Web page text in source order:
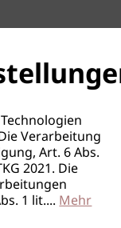
Verarbeitung
Art. 6 Abs.
2021. Die
1 lit....Mehr